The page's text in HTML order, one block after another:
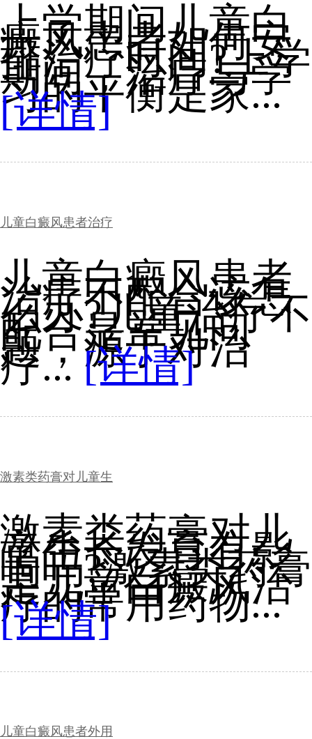
上学期间儿童白
癜风患者如何安
排治疗时间?上学
期间，治疗与学
习的平衡是家...
[详情]
儿童白癜风患者治疗
儿童白癜风患者
治疗不配合该怎
么办?儿童治疗不
配合是常见问
题，源于对治
疗...[详情]
激素类药膏对儿童生
激素类药膏对儿
童生长发育有影
响吗?激素类药膏
是儿童白癜风治
疗的常用药物...
[详情]
儿童白癜风患者外用